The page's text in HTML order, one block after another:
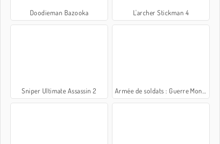
Doodieman Bazooka L'archer Stickman 4
Sniper Ultimate Assassin 2 Armée de soldats : Guerre Mondiale